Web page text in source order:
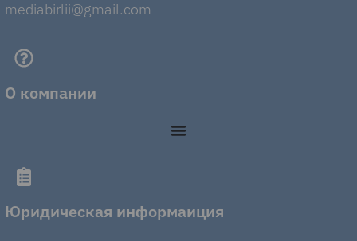
mediabirlii@gmail.com
О компании
Юридическая информаиция